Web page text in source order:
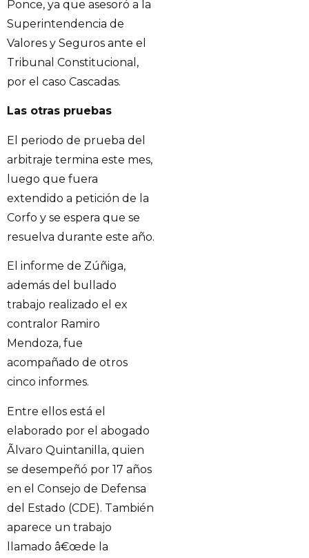
Ponce, ya que asesoró a la
Superintendencia de
Valores y Seguros ante el
Tribunal Constitucional,
por el caso Cascadas.
Las otras pruebas
El periodo de prueba del
arbitraje termina este mes,
luego que fuera
extendido a petición de la
Corfo y se espera que se
resuelva durante este año.
El informe de Zúñiga,
además del bullado
trabajo realizado el ex
contralor Ramiro
Mendoza, fue
acompañado de otros
cinco informes.
Entre ellos está el
elaborado por el abogado
Ãlvaro Quintanilla, quien
se desempeñó por 17 años
en el Consejo de Defensa
del Estado (CDE). También
aparece un trabajo
llamado â€œde la